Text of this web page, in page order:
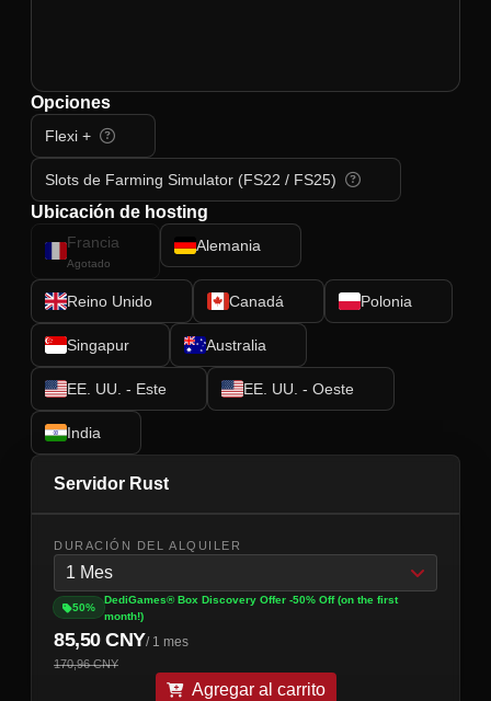
Opciones
Flexi +
Slots de Farming Simulator (FS22 / FS25)
Ubicación de hosting
Francia
Agotado
Alemania
Reino Unido Canadá Polonia
Singapur Australia
EE. UU. - Este EE. UU. - Oeste
India
Servidor Rust
DURACIÓN DEL ALQUILER
1 Mes
50%
DediGames® Box Discovery Offer -50% Off (on the first
month!)
85,50 CNY/ 1 mes
170,96 CNY
Agregar al carrito